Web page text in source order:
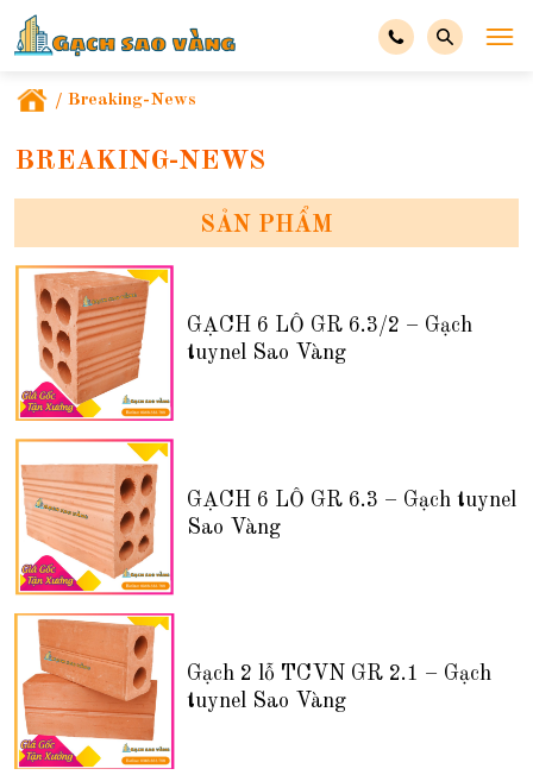
/ Breaking-News
BREAKING-NEWS
SẢN PHẨM
GẠCH 6 LỖ GR 6.3/2 – Gạch
tuynel Sao Vàng
GẠCH 6 LỖ GR 6.3 – Gạch tuynel
Sao Vàng
Gạch 2 lỗ TCVN GR 2.1 – Gạch
tuynel Sao Vàng